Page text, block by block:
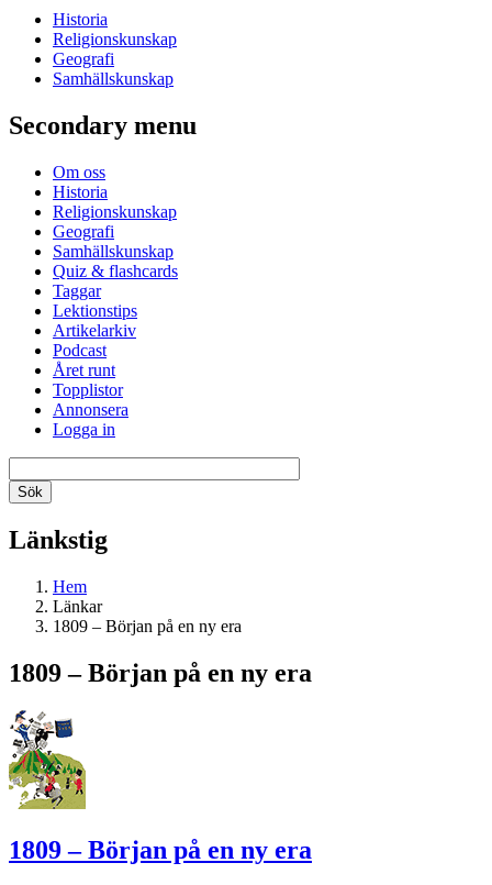
Historia
Religionskunskap
Geografi
Samhällskunskap
Secondary menu
Om oss
Historia
Religionskunskap
Geografi
Samhällskunskap
Quiz & flashcards
Taggar
Lektionstips
Artikelarkiv
Podcast
Året runt
Topplistor
Annonsera
Logga in
Länkstig
Hem
Länkar
1809 – Början på en ny era
1809 – Början på en ny era
1809 – Början på en ny era